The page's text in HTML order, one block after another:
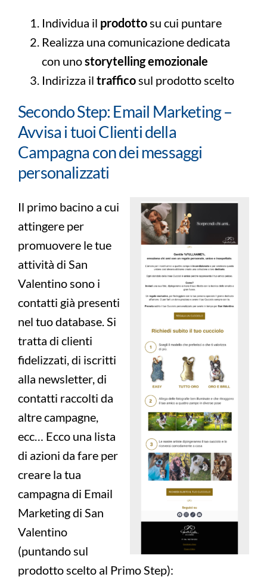
Individua il prodottosu cui puntare
Realizza una comunicazione dedicata
con unostorytelling emozionale
Indirizza il trafficosul prodotto scelto
Secondo Step: Email Marketing –
Avvisa i tuoi Clienti della
Campagna con dei messaggi
personalizzati
Il primo bacino a cui
attingere per
promuovere le tue
attività di San
Valentino sono i
contatti già presenti
nel tuo database. Si
tratta di clienti
fidelizzati, di iscritti
alla newsletter, di
contatti raccolti da
altre campagne,
ecc… Ecco una lista
di azioni da fare per
creare la tua
campagna di Email
Marketing di San
Valentino
(puntando sul
prodotto scelto al Primo Step):